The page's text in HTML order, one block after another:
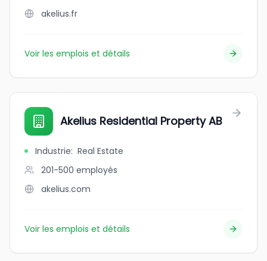
akelius.fr
Voir les emplois et détails
Akelius Residential Property AB
Industrie: Real Estate
201-500 employés
akelius.com
Voir les emplois et détails